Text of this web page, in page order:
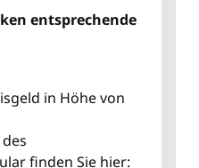
entsprechende
in Höhe von
finden Sie hier: